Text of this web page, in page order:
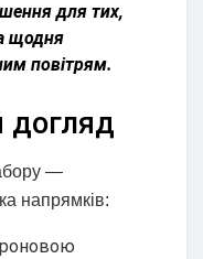
для тих,
щодня
повітрям.
догляд
—
напрямків: